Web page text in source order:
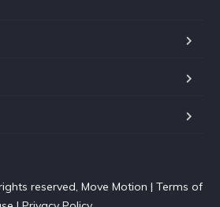
reserved, Move Motion | Terms of